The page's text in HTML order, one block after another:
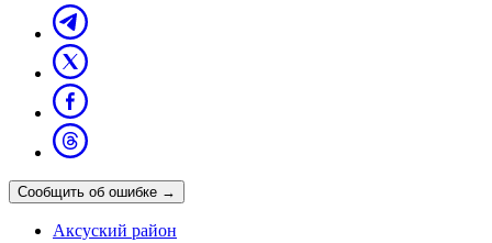
Сообщить об ошибке →
Аксуский район